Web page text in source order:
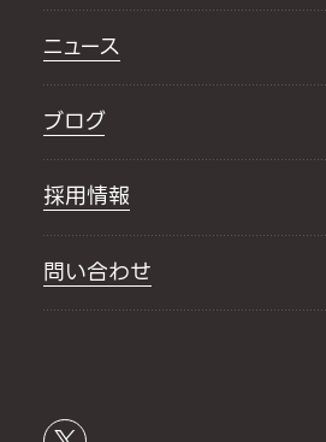
ニュース
ブログ
採用情報
問い合わせ